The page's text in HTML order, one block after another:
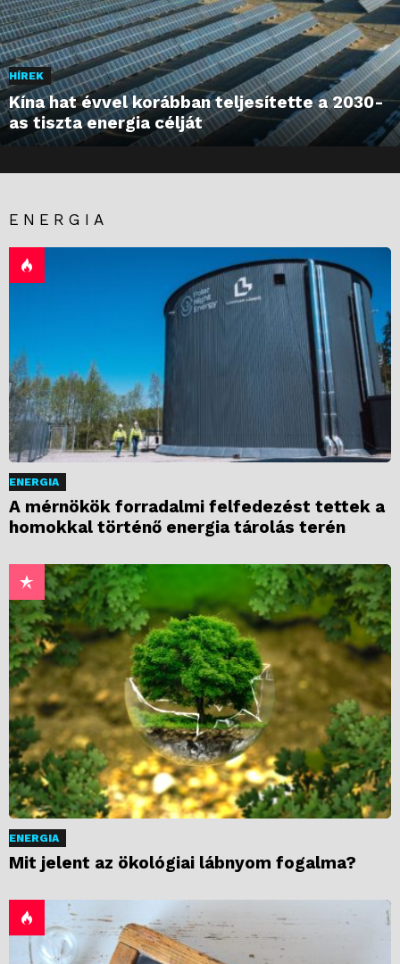
HÍREK
Kína hat évvel korábban teljesítette a 2030-
as tiszta energia célját
ENERGIA
ENERGIA
A mérnökök forradalmi felfedezést tettek a
homokkal történő energia tárolás terén
ENERGIA
Mit jelent az ökológiai lábnyom fogalma?